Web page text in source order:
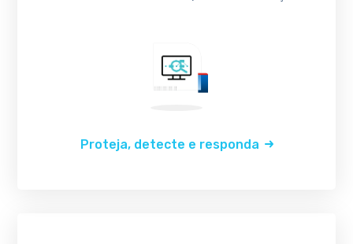
Proteja, detecte e responda